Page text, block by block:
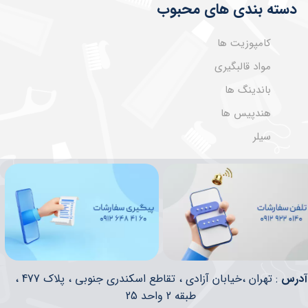
دسته بندی های محبوب
کامپوزیت ها
مواد قالبگیری
باندینگ ها
هندپیس ها
سیلر
​​آدرس
: تهران ،خیابان آزادی ، تقاطع اسکندری جنوبی ، پلاک 477 ،
طبقه 2 واحد 25